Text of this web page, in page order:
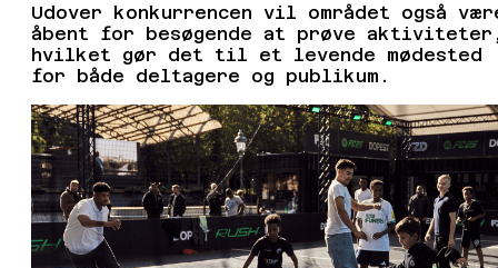
Udover konkurrencen vil området også
åbent for besøgende at prøve
hvilket gør det til et levende mødested
for både deltagere og publikum.